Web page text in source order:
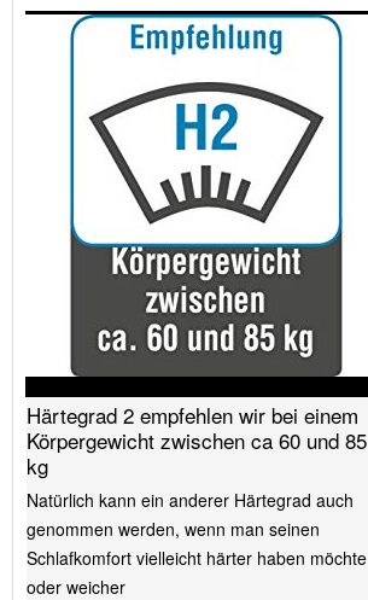
Härtegrad 2 empfehlen wir bei einem
Körpergewicht zwischen ca 60 und 85
kg
Natürlich kann ein anderer Härtegrad auch
genommen werden, wenn man seinen
Schlafkomfort vielleicht härter haben möchte
oder weicher